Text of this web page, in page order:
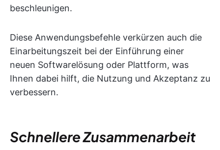
beschleunigen.
Diese Anwendungsbefehle verkürzen auch die
Einarbeitungszeit bei der Einführung einer
neuen Softwarelösung oder Plattform, was
Ihnen dabei hilft, die Nutzung und Akzeptanz zu
verbessern.
Schnellere Zusammenarbeit